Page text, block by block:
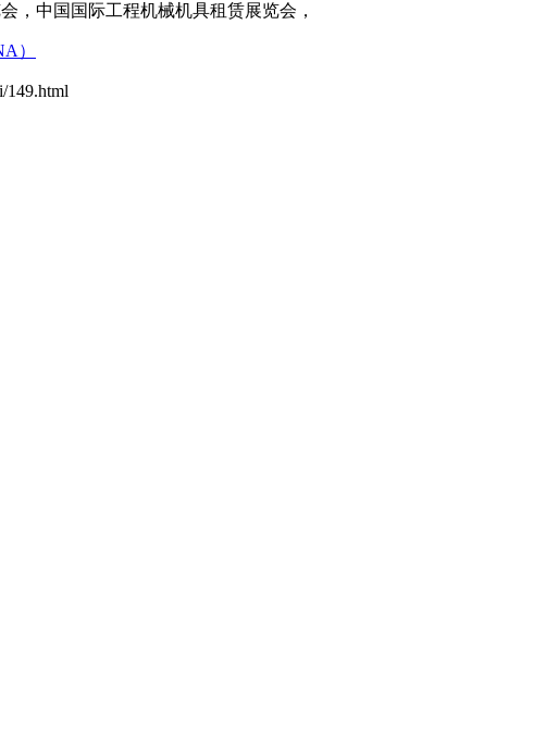
，中国国际工程机械机具租赁展览会，
）
149.html